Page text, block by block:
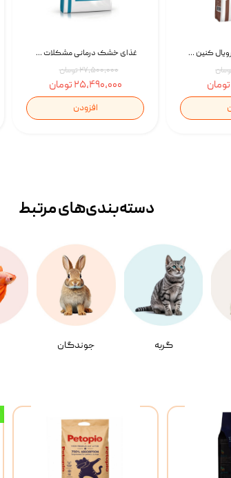
غذای خشک درمانی مشکلات گوارشی سگ رویال کنین Royal Canin Hypoallergenic وزن 7 کیلوگرم | پت استوک
۲۷,۵۰۰,۰۰۰ تومان
۲۵,۴۹۰,۰۰۰ تومان
افزودن
غذای خشک گربه رویال کنین Gastrointestinal Fibre Response وزن 2 کیلوگرم | پت استوک
گربه جوندگان
دسته‌بندی‌‌های مرتبط